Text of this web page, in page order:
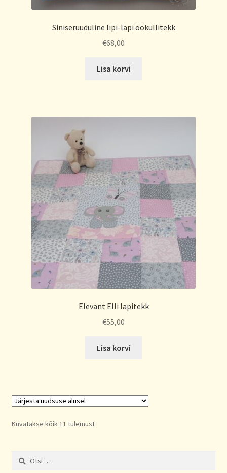
Siniseruuduline lipi-lapi öökullitekk
€68,00
Lisa korvi
Elevant Elli lapitekk
€55,00
Lisa korvi
Kuvatakse kõik 11 tulemustSorted
Otsi: